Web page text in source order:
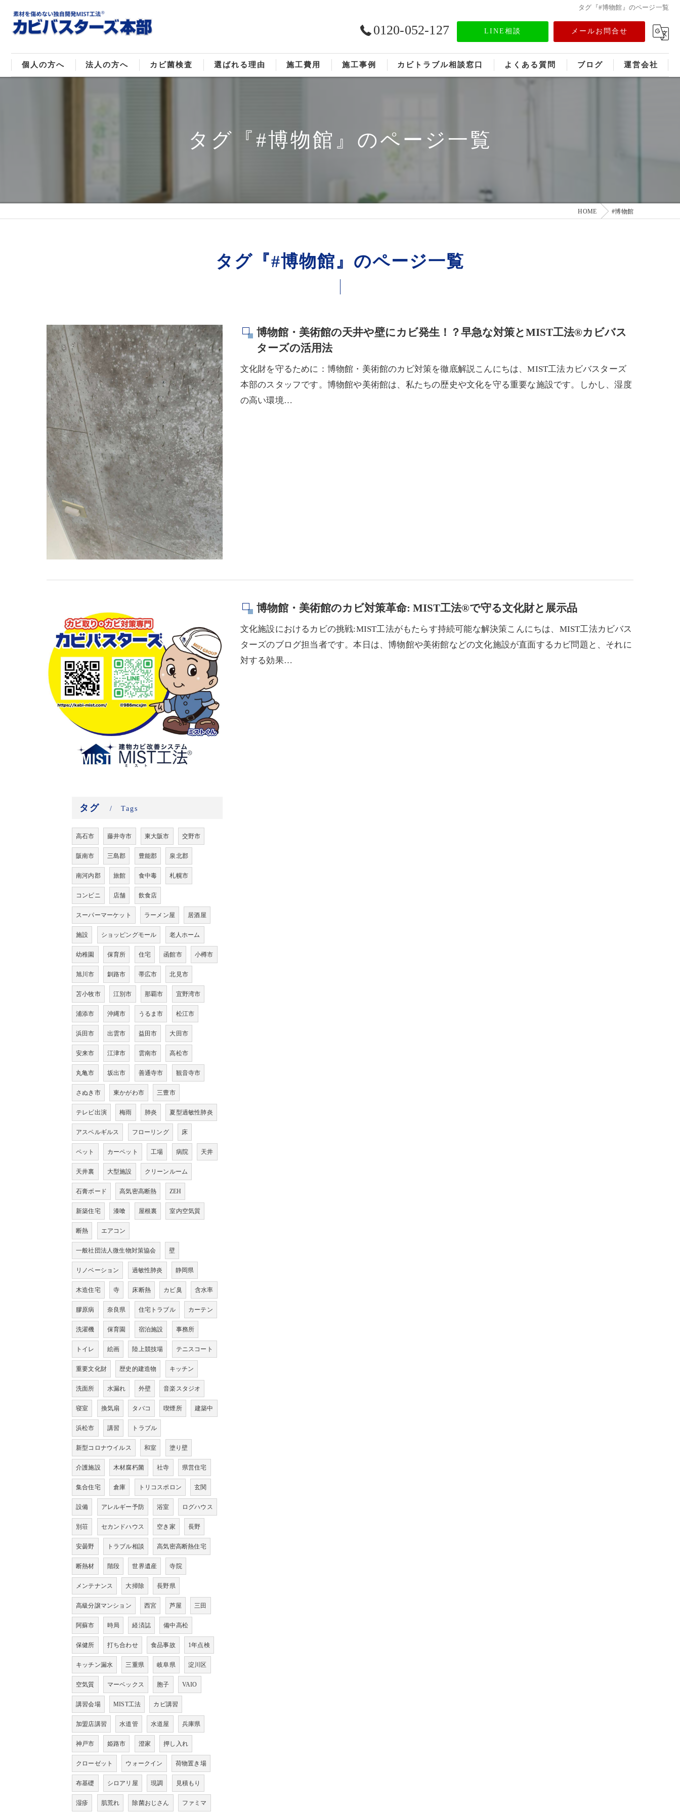
タグ『#博物館』のページ一覧
0120-052-127 LINE相談 メールお問合せ
個人の方へ 法人の方へ
レジャー施設のカビ取り
カビ菌検査 選ばれる理由 施工費用 施工事例 カビトラブル相談窓口 よくある質問 ブログ 運営会社
タグ『#博物館』のページ一覧
HOME #博物館
タグ『#博物館』のページ一覧
博物館・美術館の天井や壁にカビ発生！？早急な対策とMIST工法®カビバス
ターズの活用法
文化財を守るために：博物館・美術館のカビ対策を徹底解説こんにちは、MIST工法カビバスターズ
本部のスタッフです。博物館や美術館は、私たちの歴史や文化を守る重要な施設です。しかし、湿度
の高い環境…
博物館・美術館のカビ対策革命: MIST工法®で守る文化財と展示品
文化施設におけるカビの挑戦:MIST工法がもたらす持続可能な解決策こんにちは、MIST工法カビバス
ターズのブログ担当者です。本日は、博物館や美術館などの文化施設が直面するカビ問題と、それに
対する効果…
タグ Tags
高石市 藤井寺市 東大阪市 交野市
阪南市 三島郡 豊能郡 泉北郡
南河内郡 旅館 食中毒 札幌市
コンビニ 店舗 飲食店
スーパーマーケット ラーメン屋 居酒屋
施設 ショッピングモール 老人ホーム
幼稚園 保育所 住宅 函館市 小樽市
旭川市 釧路市 帯広市 北見市
苫小牧市 江別市 那覇市 宜野湾市
浦添市 沖縄市 うるま市 松江市
浜田市 出雲市 益田市 大田市
安来市 江津市 雲南市 高松市
丸亀市 坂出市 善通寺市 観音寺市
さぬき市 東かがわ市 三豊市
テレビ出演 梅雨 肺炎 夏型過敏性肺炎
アスペルギルス フローリング 床
ペット カーペット 工場 病院 天井
天井裏 大型施設 クリーンルーム
石膏ボード 高気密高断熱 ZEH
新築住宅 漆喰 屋根裏 室内空気質
断熱 エアコン
一般社団法人微生物対策協会 壁
リノベーション 過敏性肺炎 静岡県
木造住宅 寺 床断熱 カビ臭 含水率
膠原病 奈良県 住宅トラブル カーテン
洗濯機 保育園 宿泊施設 事務所
トイレ 絵画 陸上競技場 テニスコート
重要文化財 歴史的建造物 キッチン
洗面所 水漏れ 外壁 音楽スタジオ
寝室 換気扇 タバコ 喫煙所 建築中
浜松市 講習 トラブル
新型コロナウイルス 和室 塗り壁
介護施設 木材腐朽菌 社寺 県営住宅
集合住宅 倉庫 トリコスポロン 玄関
設備 アレルギー予防 浴室 ログハウス
別荘 セカンドハウス 空き家 長野
安曇野 トラブル相談 高気密高断熱住宅
断熱材 階段 世界遺産 寺院
メンテナンス 大掃除 長野県
高級分譲マンション 西宮 芦屋 三田
阿蘇市 時局 経済誌 備中高松
保健所 打ち合わせ 食品事故 1年点検
キッチン漏水 三重県 岐阜県 淀川区
空気質 マーベックス 胞子 VAIO
講習会場 MIST工法 カビ講習
加盟店講習 水道管 水道屋 兵庫県
神戸市 姫路市 澄家 押し入れ
クローゼット ウォークイン 荷物置き場
布基礎 シロアリ屋 現調 見積もり
湿疹 肌荒れ 除菌おじさん ファミマ